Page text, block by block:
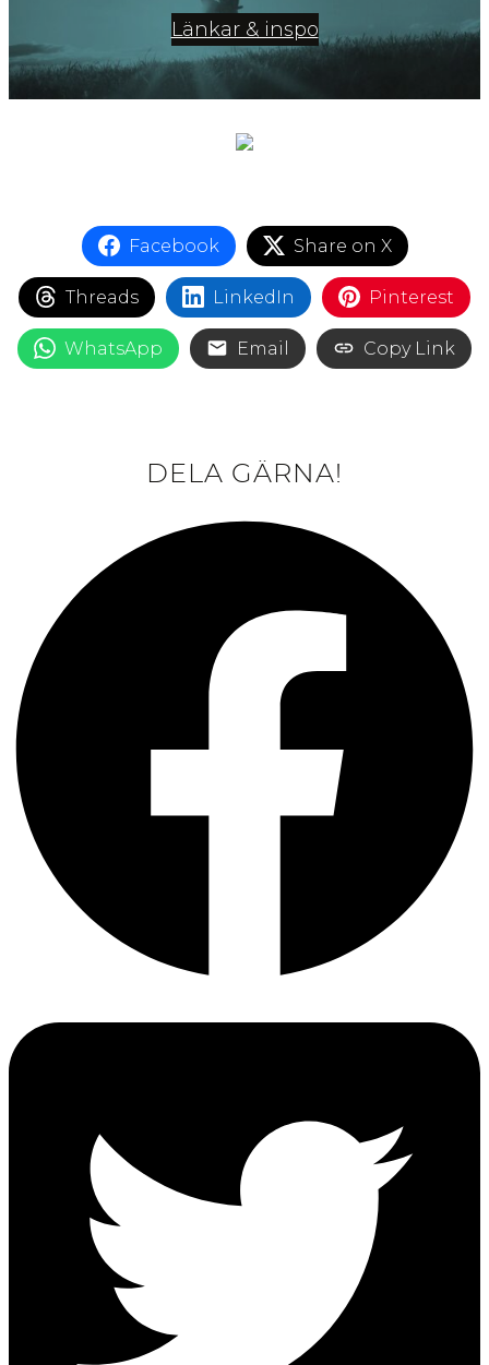
Länkar & inspo
Facebook Share on X
Threads LinkedIn Pinterest
WhatsApp Email Copy Link
DELA GÄRNA!